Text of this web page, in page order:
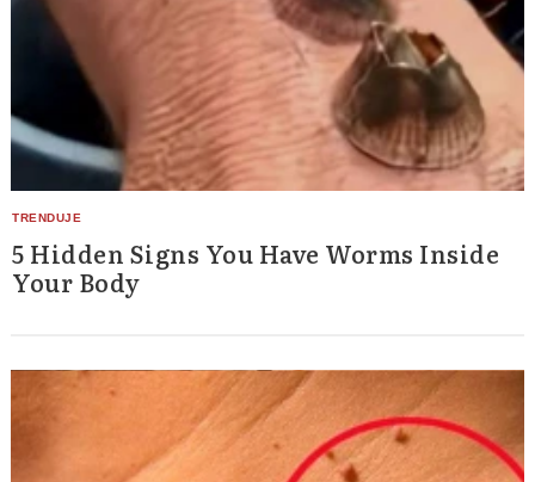
5 Hidden Signs You Have Worms Inside
Your Body